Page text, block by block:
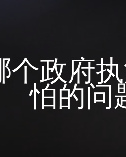
政府
怕的问